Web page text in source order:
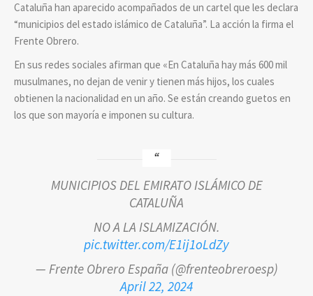
Cataluña han aparecido acompañados de un cartel que les declara
“municipios del estado islámico de Cataluña”. La acción la firma el
Frente Obrero.
En sus redes sociales afirman que «En Cataluña hay más 600 mil
musulmanes, no dejan de venir y tienen más hijos, los cuales
obtienen la nacionalidad en un año. Se están creando guetos en
los que son mayoría e imponen su cultura.
MUNICIPIOS DEL EMIRATO ISLÁMICO DE
CATALUÑA
NO A LA ISLAMIZACIÓN.
pic.twitter.com/E1ij1oLdZy
— Frente Obrero España (@frenteobreroesp)
April 22, 2024